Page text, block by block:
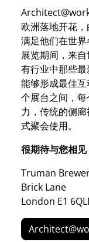
欧洲落地开花
满足他们在世
展览期间，来
有行业中那些
能够形成最佳
个展台之间，
力，传统的侧
式聚会使用。
很期待与您相
Truman
Brick Lane
London E1